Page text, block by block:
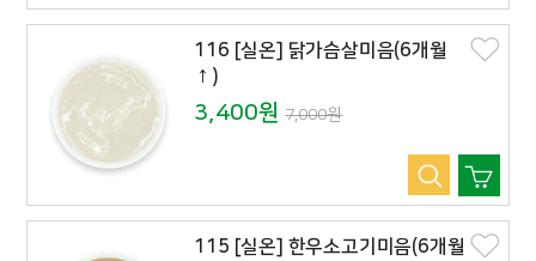
116 [실온] 닭가슴살미음(6개월
↑)
3,400원7,000원
115 [실온] 한우소고기미음(6개월